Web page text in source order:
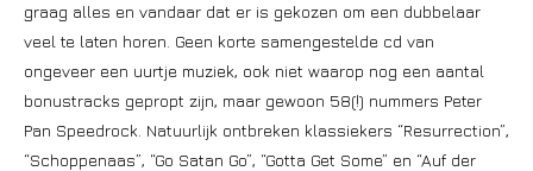
graag alles en vandaar dat er is gekozen om een dubbelaar
veel te laten horen. Geen korte samengestelde cd van
ongeveer een uurtje muziek, ook niet waarop nog een aantal
bonustracks gepropt zijn, maar gewoon 58(!) nummers Peter
Pan Speedrock. Natuurlijk ontbreken klassiekers “Resurrection”,
“Schoppenaas”, “Go Satan Go”, “Gotta Get Some” en “Auf der